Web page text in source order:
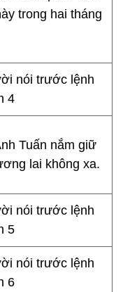
trong hai tháng
Tuấn nắm giữ
lai không xa.